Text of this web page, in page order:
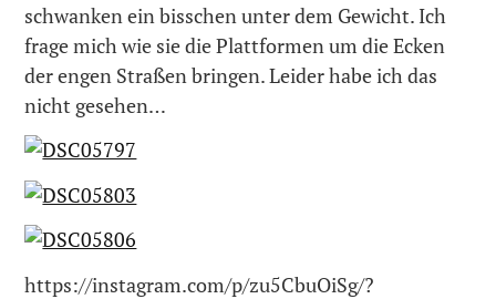
schwanken ein bisschen unter dem Gewicht. Ich
frage mich wie sie die Plattformen um die Ecken
der engen Straßen bringen. Leider habe ich das
nicht gesehen…
https://instagram.com/p/zu5CbuOiSg/?